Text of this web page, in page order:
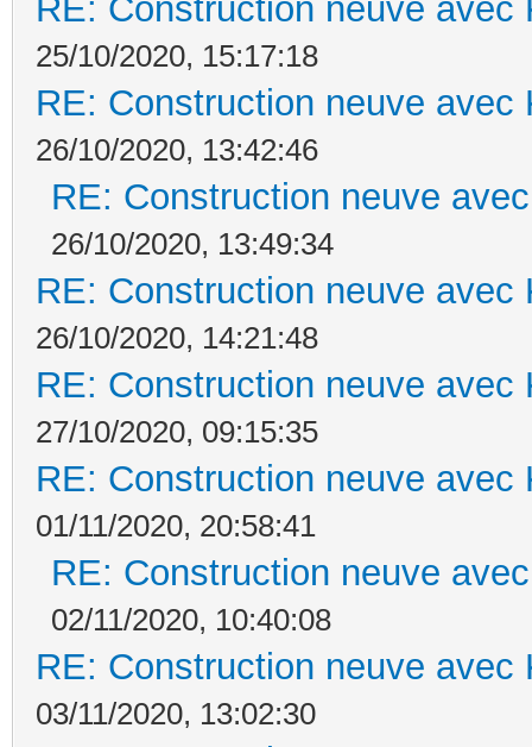
RE: Construction neuve
25/10/2020, 15:17:18
RE: Construction neuve avec
26/10/2020, 13:42:46
RE: Construction neuve
26/10/2020, 13:49:34
RE: Construction neuve avec
26/10/2020, 14:21:48
RE: Construction neuve avec
27/10/2020, 09:15:35
RE: Construction neuve avec
01/11/2020, 20:58:41
RE: Construction neuve
02/11/2020, 10:40:08
RE: Construction neuve avec
03/11/2020, 13:02:30